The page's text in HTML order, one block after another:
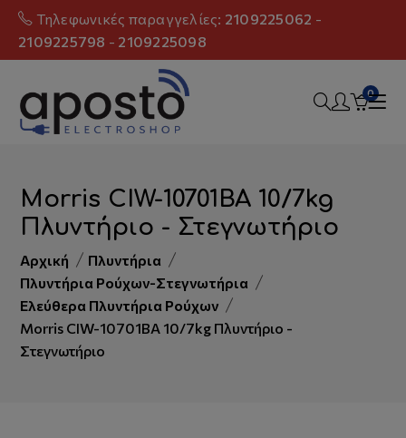
Τηλεφωνικές παραγγελίες: 2109225062 -
2109225798 - 2109225098
0
Morris CIW-10701BA 10/7kg
Πλυντήριο - Στεγνωτήριο
Αρχική
Πλυντήρια
Πλυντήρια Ρούχων-Στεγνωτήρια
Ελεύθερα Πλυντήρια Ρούχων
Morris CIW-10701BA 10/7kg Πλυντήριο -
Στεγνωτήριο